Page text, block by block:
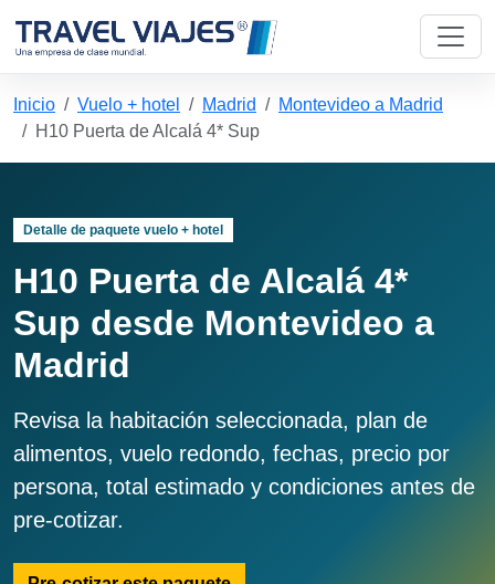
Inicio Vuelo + hotel Madrid
Montevideo a Madrid
H10 Puerta de Alcalá 4* Sup
Detalle de paquete vuelo + hotel
H10 Puerta de Alcalá 4*
Sup desde Montevideo a
Madrid
Revisa la habitación seleccionada, plan de
alimentos, vuelo redondo, fechas, precio por
persona, total estimado y condiciones antes de
pre-cotizar.